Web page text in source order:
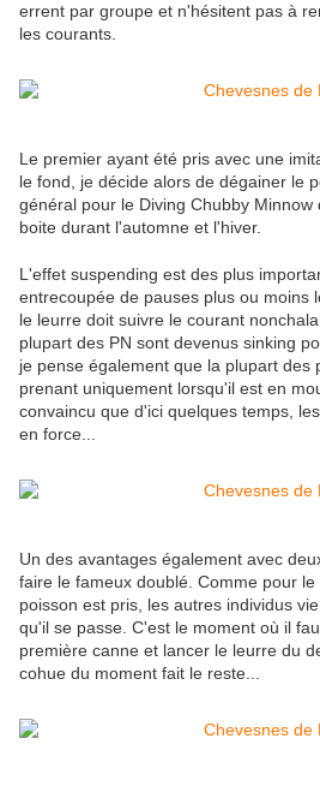
errent par groupe et n'hésitent pas à
les courants.
Le premier ayant été pris avec une
le fond, je décide alors de dégainer le
général pour le Diving Chubby Minnow
boite durant l'automne et l'hiver.
L'effet suspending est des plus
entrecoupée de pauses plus ou moins
le leurre doit suivre le courant
plupart des PN sont devenus sinking
je pense également que la plupart des
prenant uniquement lorsqu'il est en
convaincu que d'ici quelques temps,
en force...
Un des avantages également avec
faire le fameux doublé. Comme pour
poisson est pris, les autres individus
qu'il se passe. C'est le moment où il
première canne et lancer le leurre du
cohue du moment fait le reste...